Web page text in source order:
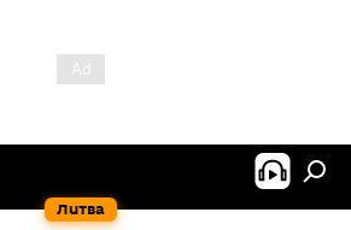
Литва